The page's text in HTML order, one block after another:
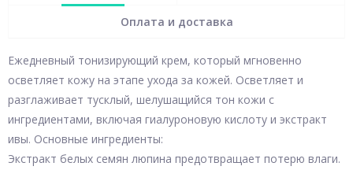
Оплата и доставка
Ежедневный тонизирующий крем, который мгновенно
осветляет кожу на этапе ухода за кожей. Осветляет и
разглаживает тусклый, шелушащийся тон кожи с
ингредиентами, включая гиалуроновую кислоту и экстракт
ивы. Основные ингредиенты:
Экстракт белых семян люпина предотвращает потерю влаги.